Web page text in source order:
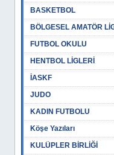
BASKETBOL
BÖLGESEL AMATÖR
FUTBOL OKULU
HENTBOL LİGLERİ
İASKF
JUDO
KADIN FUTBOLU
Köşe Yazıları
KULÜPLER BİRLİĞİ